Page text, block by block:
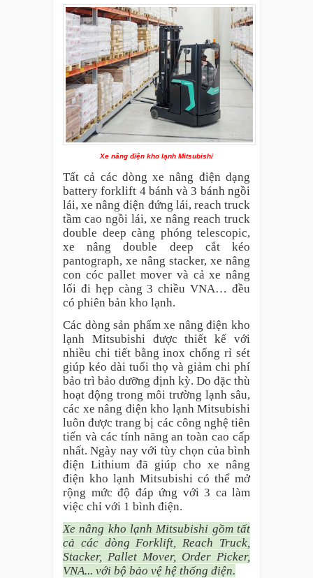
Xe nâng điện kho lạnh Mitsubishi
Tất cả các dòng xe nâng điện dạng
battery forklift 4 bánh và 3 bánh ngồi
lái, xe nâng điện đứng lái, reach truck
tầm cao ngồi lái, xe nâng reach truck
double deep càng phóng telescopic,
xe nâng double deep cắt kéo
pantograph, xe nâng stacker, xe nâng
con cóc pallet mover và cả xe nâng
lối đi hẹp càng 3 chiều VNA… đều
có phiên bản kho lạnh.
Các dòng sản phẩm xe nâng điện kho
lạnh Mitsubishi được thiết kế với
nhiều chi tiết bằng inox chống rỉ sét
giúp kéo dài tuổi thọ và giảm chi phí
bảo trì bảo dưỡng định kỳ. Do đặc thù
hoạt động trong môi trường lạnh sâu,
các xe nâng điện kho lạnh Mitsubishi
luôn được trang bị các công nghệ tiên
tiến và các tính năng an toàn cao cấp
nhất. Ngày nay với tùy chọn của bình
điện Lithium đã giúp cho xe nâng
điện kho lạnh Mitsubishi có thể mở
rộng mức độ đáp ứng với 3 ca làm
việc chỉ với 1 bình điện.
Xe nâng kho lạnh Mitsubishi gồm tất
cả các dòng Forklift, Reach Truck,
Stacker, Pallet Mover, Order Picker,
VNA... với bộ bảo vệ hệ thống điện.